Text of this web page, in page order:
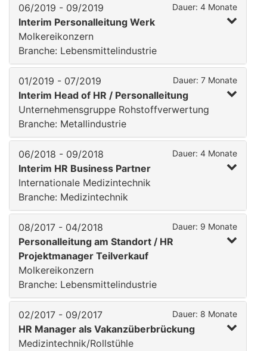
06/2019 - 09/2019 Dauer: 4 Monate
Interim Personalleitung Werk
Molkereikonzern
Branche: Lebensmittelindustrie
01/2019 - 07/2019 Dauer: 7 Monate
Interim Head of HR / Personalleitung
Unternehmensgruppe Rohstoffverwertung
Branche: Metallindustrie
06/2018 - 09/2018 Dauer: 4 Monate
Interim HR Business Partner
Internationale Medizintechnik
Branche: Medizintechnik
08/2017 - 04/2018 Dauer: 9 Monate
Personalleitung am Standort / HR
Projektmanager Teilverkauf
Molkereikonzern
Branche: Lebensmittelindustrie
02/2017 - 09/2017 Dauer: 8 Monate
HR Manager als Vakanzüberbrückung
Medizintechnik/Rollstühle